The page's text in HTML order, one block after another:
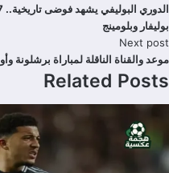
بوليفار وبلومينج
Next post
موعد والقناة الناقلة لمباراة برشلونة
Related Posts